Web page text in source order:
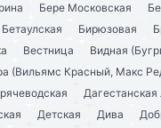
Бере Московская
Бетаулская Бирюзовая
Вестница Видная
(Вильямс Красный, Макс
Дагестанская
Детская Дива